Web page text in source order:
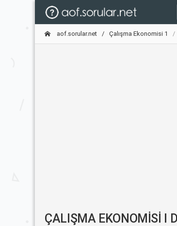
aof.sorular.net Çalışma Ekonomisi 1
ÇALIŞMA EKONOMİSİ I